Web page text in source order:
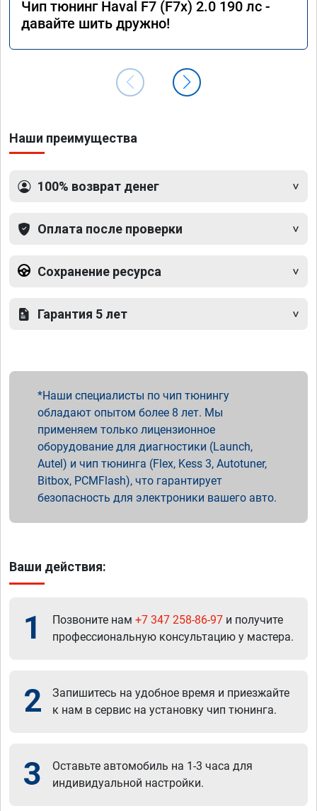
Чип тюнинг Haval F7 (F7x) 2.0 190 лс -
давайте шить дружно!
Наши преимущества
100% возврат денег
Оплата после проверки
Сохранение ресурса
Гарантия 5 лет
Наши специалисты по чип тюнингу
обладают опытом более 8 лет. Мы
применяем только лицензионное
оборудование для диагностики (Launch,
Autel) и чип тюнинга (Flex, Kess 3, Autotuner,
Bitbox, PCMFlash), что гарантирует
безопасность для электроники вашего авто.
Ваши действия:
1 Позвоните нам +7 347 258-86-97 и получите
профессиональную консультацию у мастера.
2
Запишитесь на удобное время и приезжайте
к нам в сервис на установку чип тюнинга.
3
Оставьте автомобиль на 1-3 часа для
индивидуальной настройки.